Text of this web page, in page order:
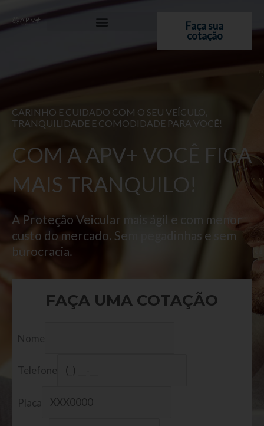
para
Faça sua
cotação
CARINHO E CUIDADO COM O SEU VEÍCULO,
TRANQUILIDADE E COMODIDADE PARA VOCÊ!
COM A APV+ VOCÊ FICA
MAIS TRANQUILO!
A Proteção Veicular mais ágil e com menor
custo do mercado. Sem pegadinhas e sem
burocracia.
FAÇA UMA COTAÇÃO
Nome
Telefone
Placa